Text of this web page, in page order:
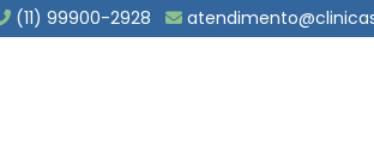
(11) 99900-2928